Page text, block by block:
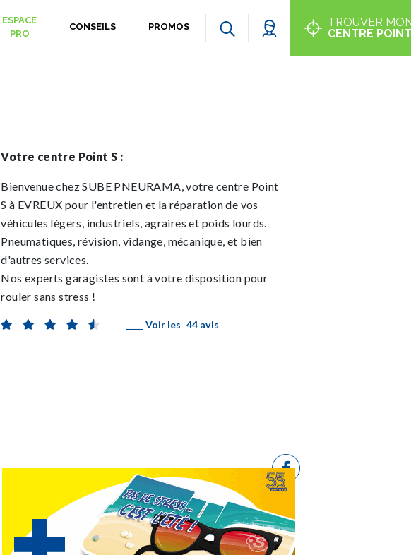
ESPACE
PRO
CONSEILS PROMOS
TROUVER
CENTRE
Votre centre Point S :
Bienvenue chez SUBE PNEURAMA, votre centre Point
S à EVREUX pour l'entretien et la réparation de vos
véhicules légers, industriels, agraires et poids lourds.
Pneumatiques, révision, vidange, mécanique, et bien
d'autres services.
Nos experts garagistes sont à votre disposition pour
rouler sans stress !
____ Voir les 44 avis